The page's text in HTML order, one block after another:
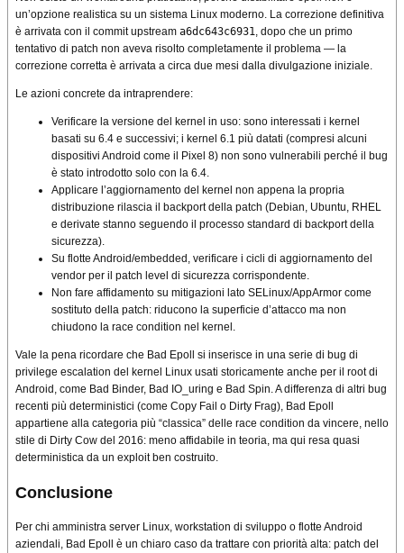
un’opzione realistica su un sistema Linux moderno. La correzione definitiva
è arrivata con il commit upstream a6dc643c6931 , dopo che un primo
tentativo di patch non aveva risolto completamente il problema — la
correzione corretta è arrivata a circa due mesi dalla divulgazione iniziale.
Le azioni concrete da intraprendere:
Verificare la versione del kernel in uso: sono interessati i kernel
basati su 6.4 e successivi; i kernel 6.1 più datati (compresi alcuni
dispositivi Android come il Pixel 8) non sono vulnerabili perché il bug
è stato introdotto solo con la 6.4.
Applicare l’aggiornamento del kernel non appena la propria
distribuzione rilascia il backport della patch (Debian, Ubuntu, RHEL
e derivate stanno seguendo il processo standard di backport della
sicurezza).
Su flotte Android/embedded, verificare i cicli di aggiornamento del
vendor per il patch level di sicurezza corrispondente.
Non fare affidamento su mitigazioni lato SELinux/AppArmor come
sostituto della patch: riducono la superficie d’attacco ma non
chiudono la race condition nel kernel.
Vale la pena ricordare che Bad Epoll si inserisce in una serie di bug di
privilege escalation del kernel Linux usati storicamente anche per il root di
Android, come Bad Binder, Bad IO_uring e Bad Spin. A differenza di altri bug
recenti più deterministici (come Copy Fail o Dirty Frag), Bad Epoll
appartiene alla categoria più “classica” delle race condition da vincere, nello
stile di Dirty Cow del 2016: meno affidabile in teoria, ma qui resa quasi
deterministica da un exploit ben costruito.
Conclusione
Per chi amministra server Linux, workstation di sviluppo o flotte Android
aziendali, Bad Epoll è un chiaro caso da trattare con priorità alta: patch del